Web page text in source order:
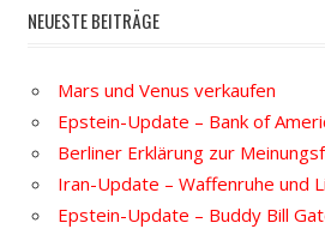
NEUESTE BEITRÄGE
Mars und Venus verkaufen
Epstein-Update – Bank of
Berliner Erklärung zur
Iran-Update – Waffenruhe und
Epstein-Update – Buddy Bill